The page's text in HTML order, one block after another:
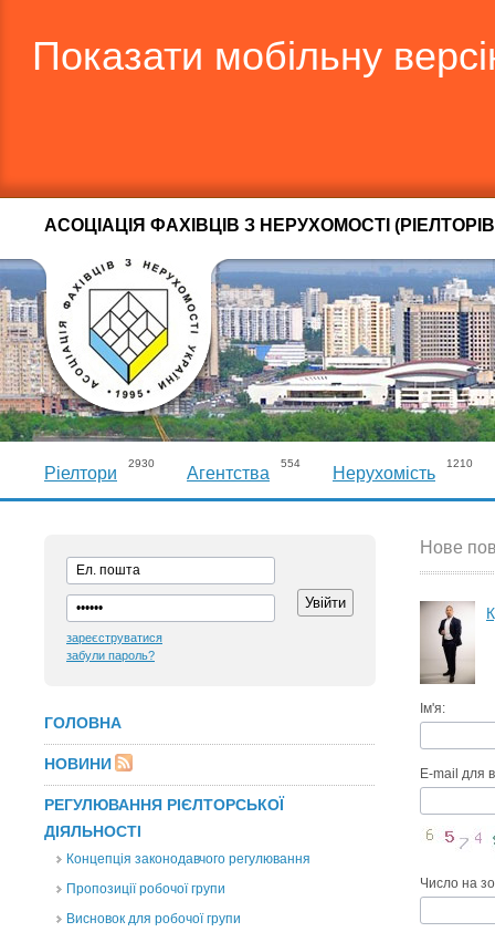
Показати мобільну
АСОЦІАЦІЯ ФАХІВЦІВ З НЕРУХОМОСТІ
Ріелтори
2930
Агентства
554
Нерухомість
1210
зареєструватися
забули пароль?
ГОЛОВНА
НОВИНИ
РЕГУЛЮВАННЯ РІЄЛТОРСЬКОЇ
ДІЯЛЬНОСТІ
Концепція законодавчого регулювання
Пропозиції робочої групи
Висновок для робочої групи
Нове
Ім'я:
E-mail для
Число на